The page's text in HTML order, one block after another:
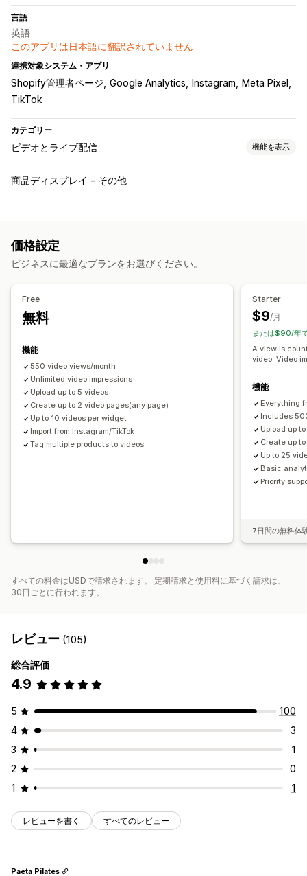
言語
英語
このアプリは日本語に翻訳されていません
連携対象システム・アプリ
Shopify管理者ページ Google Analytics Instagram
Meta Pixel
TikTok
カテゴリー
ビデオとライブ配信 機能を表示
動画管理
カスタマイズ
動画テンプレート
動画のインポート
動画プレイヤー
カルーセル
商品ディスプレイ - その他
価格設定
ビジネスに最適なプランをお選びください。
Free
無料
機能
550 video views/month
Unlimited video impressions
Upload up to 5 videos
Create up to 2 video pages(any page)
Up to 10 videos per widget
Import from Instagram/TikTok
Tag multiple products to videos
Starter
$9/月
または$90/年
A view is
video. Video
機能
Everything
Includes
Upload up
Create up
Up to 25
Basic
Priority
7日間の無料体
すべての料金はUSDで請求されます。 定期請求と使用料に基づく請求は、
30日ごとに行われます。
レビュー (105)
総合評価
4.9
5
100
4
3
3
1
2
0
1
1
レビューを書く すべてのレビュー
Paeta Pilates